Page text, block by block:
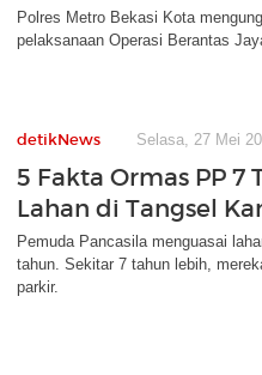
Polres Metro Bekasi Kota
pelaksanaan Operasi Berantas
detikNews Selasa, 27 Mei
5 Fakta Ormas PP 7
Lahan di Tangsel
Pemuda Pancasila menguasai
tahun. Sekitar 7 tahun lebih,
parkir.